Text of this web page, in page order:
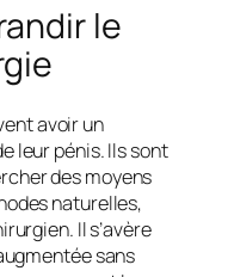
le
avoir un
leur pénis. Ils sont
des moyens
naturelles,
Il s’avère
sans